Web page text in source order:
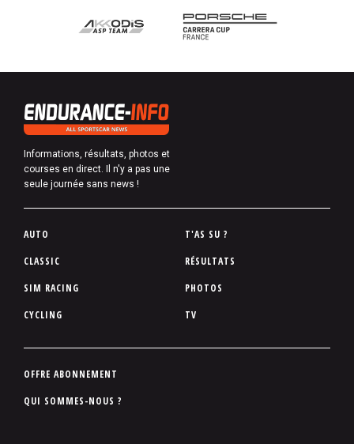
Informations, résultats, photos et
courses en direct. Il n'y a pas une
seule journée sans news !
P
d
d
p
e
AUTO
CLASSIC
SIM RACING
CYCLING
T'AS SU ?
RÉSULTATS
PHOTOS
TV
P
OFFRE ABONNEMENT
QUI SOMMES-NOUS ?